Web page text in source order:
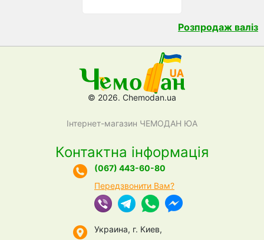
Розпродаж валіз
© 2026. Chemodan.ua
Інтернет-магазин ЧЕМОДАН ЮА
Контактна інформація
(067) 443-60-80
Передзвонити Вам?
Украина, г. Киев,